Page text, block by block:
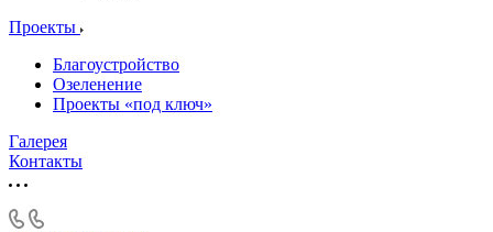
Проекты
Благоустройство
Озеленение
Проекты «под ключ»
Галерея
Контакты